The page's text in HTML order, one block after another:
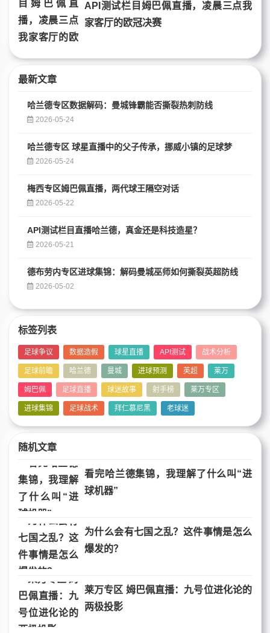
API测试栏目姆巴佩直播，凌晨三点我
家客厅的欧冠决赛
最新文章
哈兰德专区数据解码：曼城锋霸能否撕裂热刺防线
2026-05-24
哈兰德专区 球星直播中的父子传承，挪威小镇的足球梦
2026-05-24
梅西专区姆巴佩直播，两代球王隔空对话
2026-05-22
API测试栏目直播哈兰德，真金还是科技造星？
2026-05-21
德布劳内专区进球集锦：解码曼城巫师如何撕裂英超防线
2026-05-02
标签列表
足球争议 数据造假 球星直播 API测试 战术分析
足球前瞻 哈兰德 曼城 进球预测 英超 莱万
姆巴佩 足球直播 球迷故事 射手榜 莱万专区
进球集锦 足球战术 拜仁慕尼黑 老球迷
随机文章
看完哈兰德集锦，我理解了什么叫“进
球机器”
为什么会有七国之乱？这件事情是怎么
爆发的？
莱万专区 姆巴佩直播：九号位进化论的
两极投影